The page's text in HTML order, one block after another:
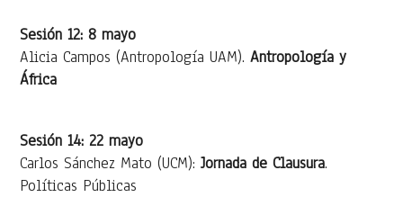
Sesión 12: 8 mayo
Alicia Campos (Antropología UAM).Antropología y
África
Sesión 14: 22 mayo
Carlos Sánchez Mato (UCM):Jornada de Clausura.
Políticas Públicas